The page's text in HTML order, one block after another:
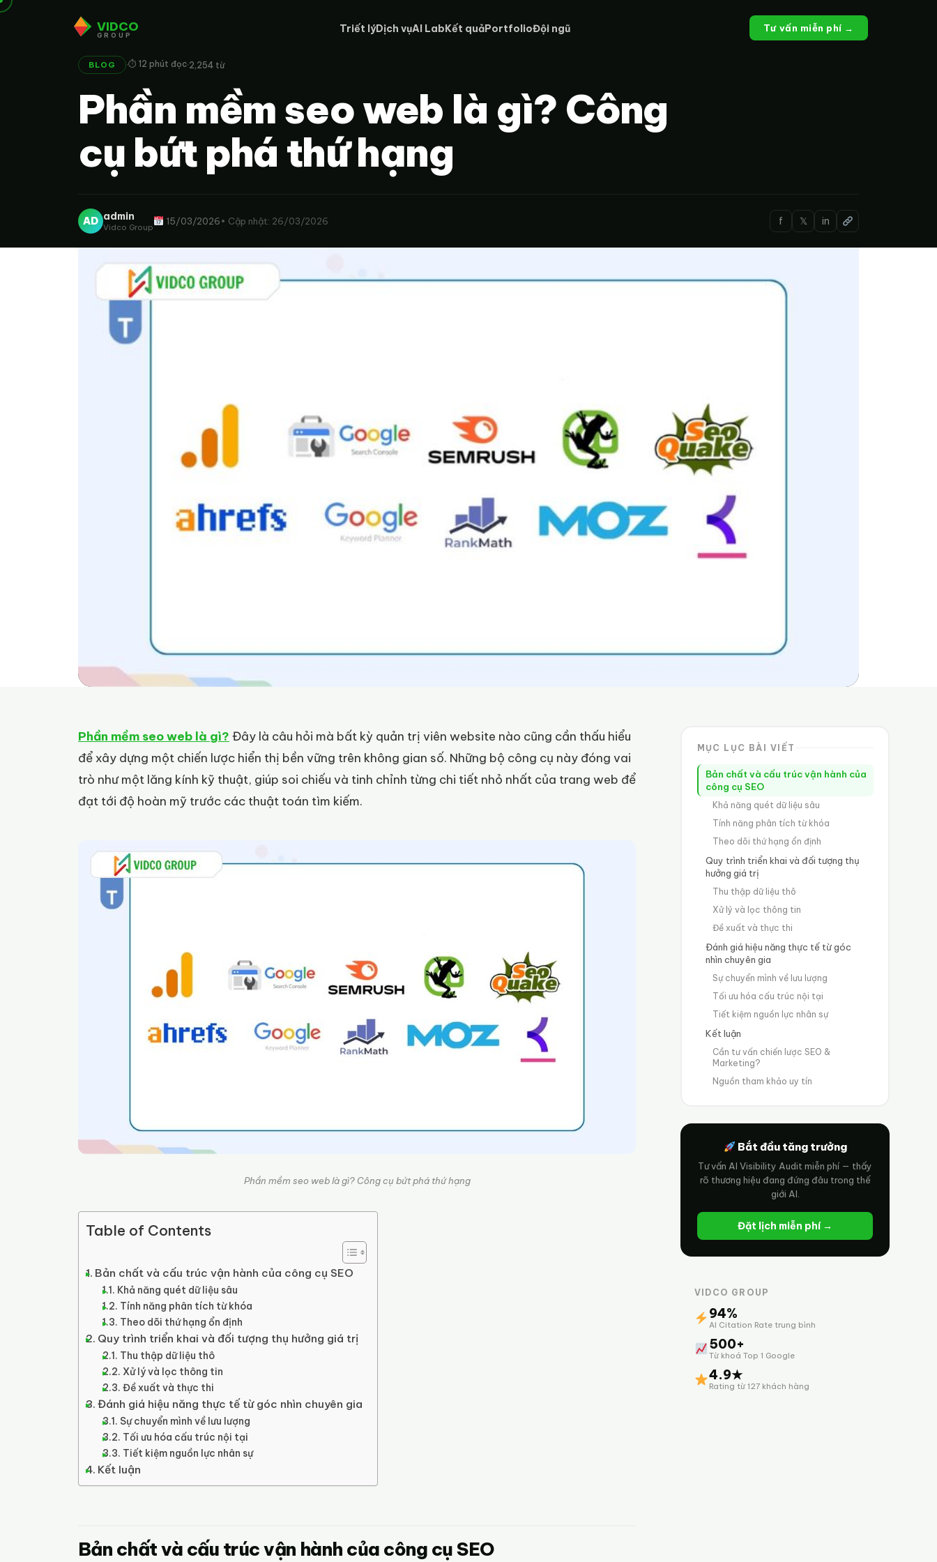
VIDCO
GROUP
Triết lýDịch vụAI LabKết quảPortfolioĐội ngũ Tư vấn miễn phí →
BLOG ·⏱ 12 phút đọc·2,254 từ
Phần mềm seo web là gì? Công
cụ bứt phá thứ hạng
AD admin
Vidco Group
15/03/2026• Cập nhật: 26/03/2026 f 𝕏 in
Phần mềm seo web là gì? Đây là câu hỏi mà bất kỳ quản trị viên website nào cũng cần thấu hiểu
để xây dựng một chiến lược hiển thị bền vững trên không gian số. Những bộ công cụ này đóng vai
trò như một lăng kính kỹ thuật, giúp soi chiếu và tinh chỉnh từng chi tiết nhỏ nhất của trang web để
đạt tới độ hoàn mỹ trước các thuật toán tìm kiếm.
Phần mềm seo web là gì? Công cụ bứt phá thứ hạng
Table of Contents
Bản chất và cấu trúc vận hành của công cụ SEO
Khả năng quét dữ liệu sâu
Tính năng phân tích từ khóa
Theo dõi thứ hạng ổn định
Quy trình triển khai và đối tượng thụ hưởng giá trị
Thu thập dữ liệu thô
Xử lý và lọc thông tin
Đề xuất và thực thi
Đánh giá hiệu năng thực tế từ góc nhìn chuyên gia
Sự chuyển mình về lưu lượng
Tối ưu hóa cấu trúc nội tại
Tiết kiệm nguồn lực nhân sự
Kết luận
Bản chất và cấu trúc vận hành của công cụ SEO
MỤC LỤC BÀI VIẾT
Bản chất và cấu trúc vận hành của
công cụ SEO
Khả năng quét dữ liệu sâu
Tính năng phân tích từ khóa
Theo dõi thứ hạng ổn định
Quy trình triển khai và đối tượng thụ
hưởng giá trị
Thu thập dữ liệu thô
Xử lý và lọc thông tin
Đề xuất và thực thi
Đánh giá hiệu năng thực tế từ góc
nhìn chuyên gia
Sự chuyển mình về lưu lượng
Tối ưu hóa cấu trúc nội tại
Tiết kiệm nguồn lực nhân sự
Kết luận
Cần tư vấn chiến lược SEO &
Marketing?
Nguồn tham khảo uy tín
Bắt đầu tăng trưởng
Tư vấn AI Visibility Audit miễn phí — thấy
rõ thương hiệu đang đứng đâu trong thế
giới AI.
Đặt lịch miễn phí →
VIDCO GROUP
94%
AI Citation Rate trung bình
500+
Từ khoá Top 1 Google
4.9★
Rating từ 127 khách hàng